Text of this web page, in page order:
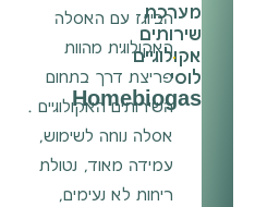
מערכת
שירותים
אקולוגיים
לוסי
Homebiogas
הביוגז עם האסלה
האקולוגית מהוות
פריצת דרך בתחום
השירותים האקולוגיים .
אסלה נוחה לשימוש,
עמידה מאוד, נטולת
ריחות לא נעימים,